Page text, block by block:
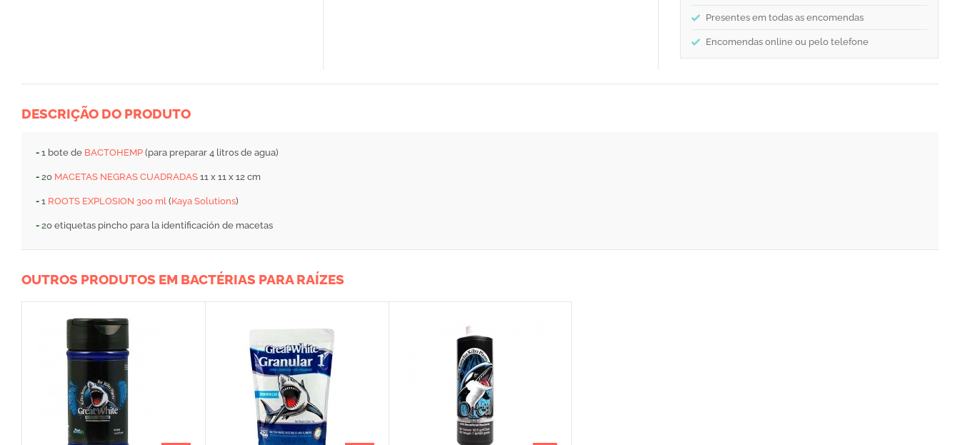
Presentes em todas as encomendas
Encomendas online ou pelo telefone
DESCRIÇÃO DO PRODUTO
- 1 bote de BACTOHEMP (para preparar 4 litros de agua)
- 20 MACETAS NEGRAS CUADRADAS 11 x 11 x 12 cm
- 1 ROOTS EXPLOSION 300 ml (Kaya Solutions)
- 20 etiquetas pincho para la identificación de macetas
OUTROS PRODUTOS EM BACTÉRIAS PARA RAÍZES